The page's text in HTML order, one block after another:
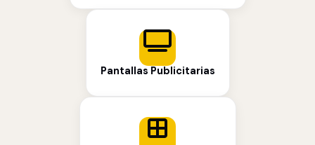
Pantallas Publicitarias